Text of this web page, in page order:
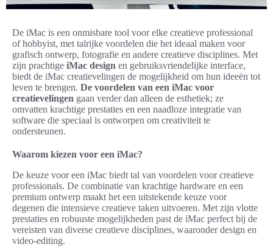
De iMac is een onmisbare tool voor elke creatieve professional
of hobbyist, met talrijke voordelen die het ideaal maken voor
grafisch ontwerp, fotografie en andere creatieve disciplines. Met
zijn prachtige iMac design en gebruiksvriendelijke interface,
biedt de iMac creatievelingen de mogelijkheid om hun ideeën tot
leven te brengen. De voordelen van een iMac voor
creatievelingen gaan verder dan alleen de esthetiek; ze
omvatten krachtige prestaties en een naadloze integratie van
software die speciaal is ontworpen om creativiteit te
ondersteunen.
Waarom kiezen voor een iMac?
De keuze voor een iMac biedt tal van voordelen voor creatieve
professionals. De combinatie van krachtige hardware en een
premium ontwerp maakt het een uitstekende keuze voor
degenen die intensieve creatieve taken uitvoeren. Met zijn vlotte
prestaties en robuuste mogelijkheden past de iMac perfect bij de
vereisten van diverse creatieve disciplines, waaronder design en
video-editing.